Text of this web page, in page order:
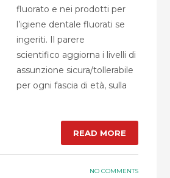
fluorato e nei prodotti per
l’igiene dentale fluorati se
ingeriti. Il parere
scientifico aggiorna i livelli di
assunzione sicura/tollerabile
per ogni fascia di età, sulla
READ MORE
NO COMMENTS